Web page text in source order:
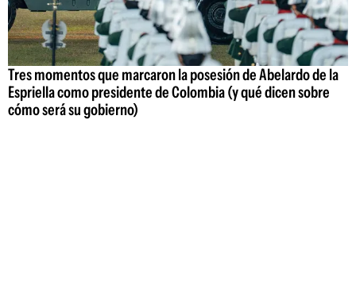
Tres momentos que marcaron la posesión de Abelardo de la
Espriella como presidente de Colombia (y qué dicen sobre
cómo será su gobierno)